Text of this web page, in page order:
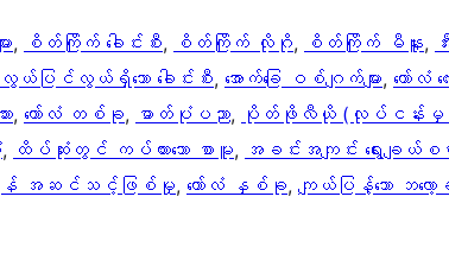
, စိတ်ကြိုက် ခေါင်းစီး, စိတ်ကြိုက် လိုဂို, စိတ်ကြိုက် မီနူး,
းလွယ်ပြင်လွယ်ရှိသော ခေါင်းစီး, အောက်ခြေ ဝစ်ဂျက်များ, ကော်လံ
, ကော်လံ တစ်ခု, ဓာတ်ပုံပညာ, ပိုတ်ဖိုလီယို (လုပ်ငန်းမှ
, ထိပ်ဆုံးတွင် ကပ်ထားသော စာမူ, အခင်းအကျင်း ရွေးချယ်စရာ
ရန် အဆင်သင့်ဖြစ်မှု, ကော်လံ နှစ်ခု, ကျယ်ပြန့်သော ဘလော့ခ်